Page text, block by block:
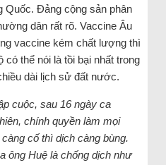
Quốc. Đảng cộng sản phân
dân rất rõ. Vaccine Âu
vaccine kém chất lượng thì
có thể nói là tồi bại nhất trong
dài lịch sử đất nước.
cuộc, sau 16 ngày ca
chính quyền làm mọi
cố thì dịch càng bùng.
ông Huệ là chống dịch như